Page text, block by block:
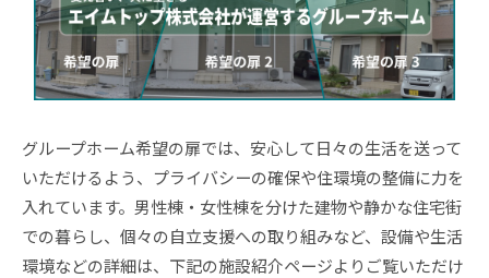
グループホーム希望の扉では、安心して日々の生活を送って
いただけるよう、プライバシーの確保や住環境の整備に力を
入れています。男性棟・女性棟を分けた建物や静かな住宅街
での暮らし、個々の自立支援への取り組みなど、設備や生活
環境などの詳細は、下記の施設紹介ページよりご覧いただけ